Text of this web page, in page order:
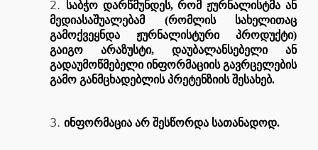
საბჭო დარწმუნდეს, რომ ჟურნალისტმა ან
მედიასაშუალებამ (რომლის სახელითაც
გამოქვეყნდა ჟურნალისტური პროდუქტი)
გაიგო არაზუსტი, დაუბალანსებელი ან
გადაუმოწმებელი ინფორმაციის გავრცელების
გამო განმცხადებლის პრეტენზიის შესახებ.
ინფორმაცია არ შესწორდა სათანადოდ.